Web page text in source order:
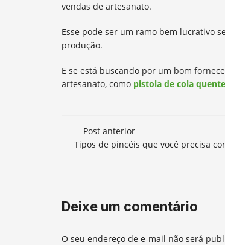
vendas de artesanato.
Esse pode ser um ramo bem lucrativo
produção.
E se está buscando por um bom
artesanato, como pistola de cola quente
Navegação
de
Post anterior
Tipos de pincéis que você precisa
Deixe um comentário
O seu endereço de e-mail não será